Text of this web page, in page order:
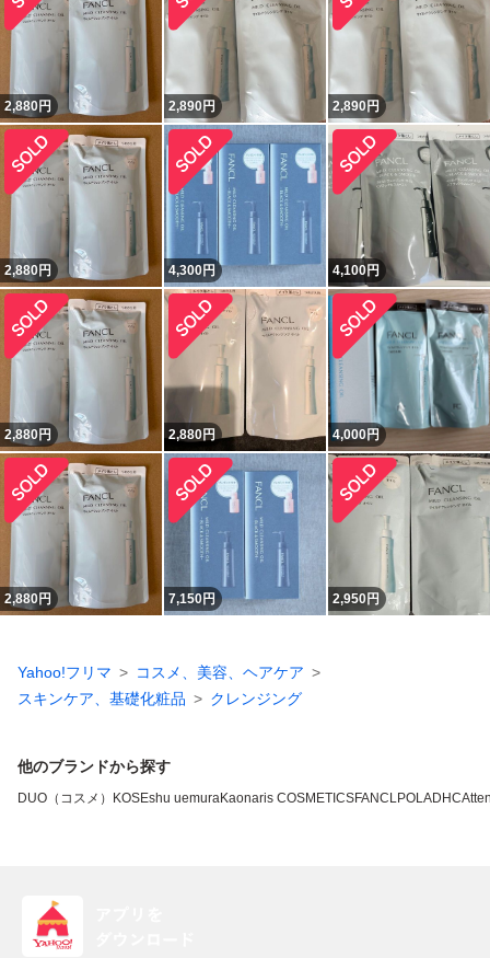
2,880円 2,890円 2,890円
2,880円 4,300円 4,100円
2,880円 2,880円 4,000円
2,880円 7,150円 2,950円
Yahoo!フリマ
コスメ、美容、ヘアケア
スキンケア、基礎化粧品
クレンジング
他のブランドから探す
DUO（コスメ） KOSEshu uemuraKaonaris COSMETICSFANCLPOLADHC